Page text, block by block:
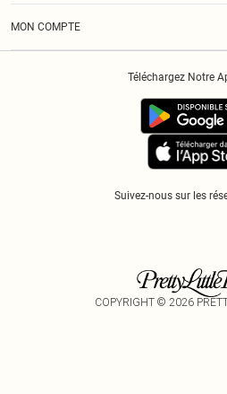
MON COMPTE
Suivez-nous sur les
Téléchargez Notre
COPYRIGHT © 2026